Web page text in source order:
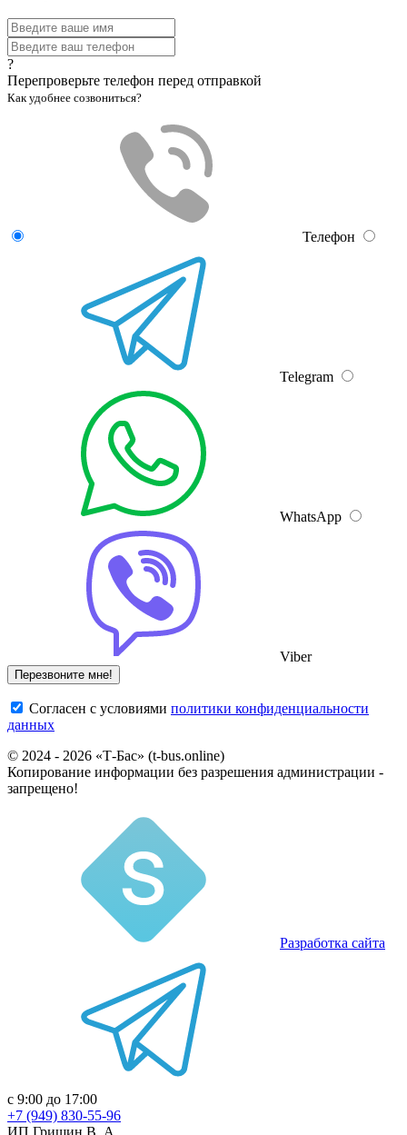
?
Перепроверьте телефон перед отправкой
Как удобнее созвониться?
Телефон
Telegram
WhatsApp
Viber
Cогласен с условиями политики конфиденциальности
данных
© 2024 - 2026 «Т-Бас» (t-bus.online)
Копирование информации без разрешения администрации -
запрещено!
Разработка сайта
с 9:00 до 17:00
+7 (949) 830-55-96
ИП Гришин В. А.